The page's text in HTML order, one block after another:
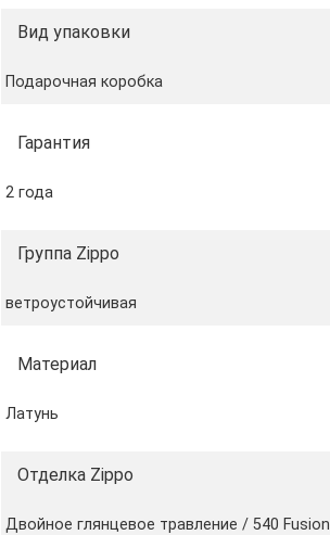
Вид упаковки
Подарочная коробка
Гарантия
2 года
Группа Zippo
ветроустойчивая
Материал
Латунь
Отделка Zippo
Двойное глянцевое травление / 540 Fusion